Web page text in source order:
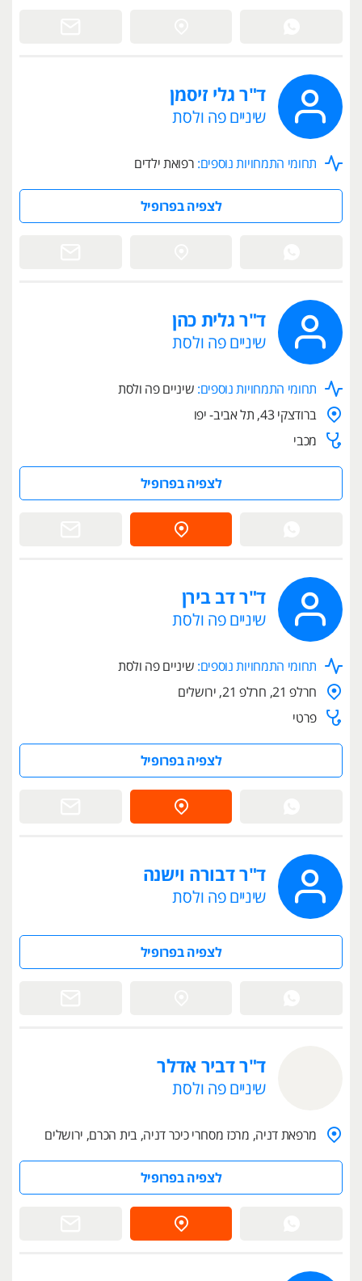
ד"ר גלי זיסמן
שיניים פה ולסת
תחומי התמחויות נוספים: רפואת ילדים
לצפיה בפרופיל
ד"ר גלית כהן
שיניים פה ולסת
תחומי התמחויות נוספים: שיניים פה ולסת
ברודצקי 43, תל אביב- יפו
מכבי
לצפיה בפרופיל
ד"ר דב בירן
שיניים פה ולסת
תחומי התמחויות נוספים: שיניים פה ולסת
חרלפ 21, חרלפ 21, ירושלים
פרטי
לצפיה בפרופיל
ד"ר דבורה וישנה
שיניים פה ולסת
לצפיה בפרופיל
ד"ר דביר אדלר
שיניים פה ולסת
מרפאת דניה, מרכז מסחרי כיכר דניה, בית הכרם, ירושלים
לצפיה בפרופיל